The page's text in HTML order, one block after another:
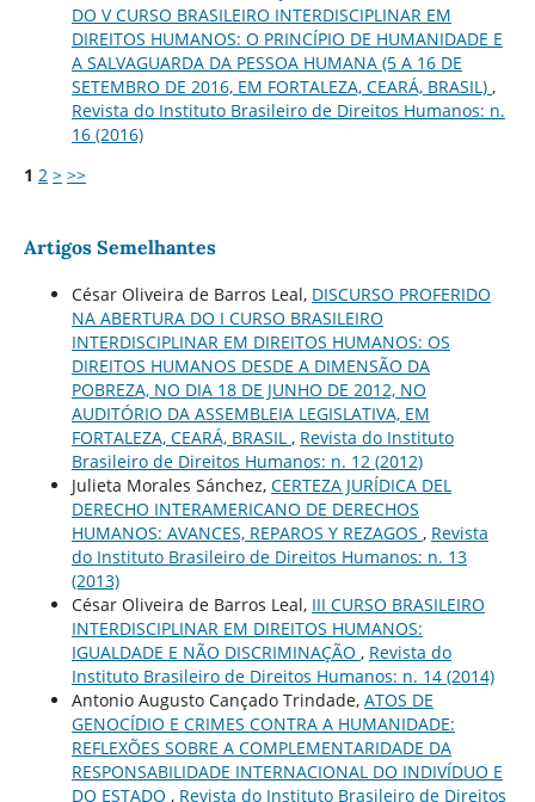
DO V CURSO BRASILEIRO INTERDISCIPLINAR EM
DIREITOS HUMANOS: O PRINCÍPIO DE HUMANIDADE E
A SALVAGUARDA DA PESSOA HUMANA (5 A 16 DE
SETEMBRO DE 2016, EM FORTALEZA, CEARÁ, BRASIL) ,
Revista do Instituto Brasileiro de Direitos Humanos: n.
16 (2016)
1 2 > >>
Artigos Semelhantes
César Oliveira de Barros Leal, DISCURSO PROFERIDO
NA ABERTURA DO I CURSO BRASILEIRO
INTERDISCIPLINAR EM DIREITOS HUMANOS: OS
DIREITOS HUMANOS DESDE A DIMENSÃO DA
POBREZA, NO DIA 18 DE JUNHO DE 2012, NO
AUDITÓRIO DA ASSEMBLEIA LEGISLATIVA, EM
FORTALEZA, CEARÁ, BRASIL , Revista do Instituto
Brasileiro de Direitos Humanos: n. 12 (2012)
Julieta Morales Sánchez, CERTEZA JURÍDICA DEL
DERECHO INTERAMERICANO DE DERECHOS
HUMANOS: AVANCES, REPAROS Y REZAGOS , Revista
do Instituto Brasileiro de Direitos Humanos: n. 13
(2013)
César Oliveira de Barros Leal, III CURSO BRASILEIRO
INTERDISCIPLINAR EM DIREITOS HUMANOS:
IGUALDADE E NÃO DISCRIMINAÇÃO , Revista do
Instituto Brasileiro de Direitos Humanos: n. 14 (2014)
Antonio Augusto Cançado Trindade, ATOS DE
GENOCÍDIO E CRIMES CONTRA A HUMANIDADE:
REFLEXÕES SOBRE A COMPLEMENTARIDADE DA
RESPONSABILIDADE INTERNACIONAL DO INDIVÍDUO E
DO ESTADO , Revista do Instituto Brasileiro de Direitos